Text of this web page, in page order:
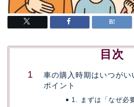
目次
車の購入時期はいつがい
ポイント
1. まずは「なぜ必